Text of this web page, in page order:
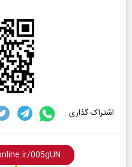
اشتراک گذاری :